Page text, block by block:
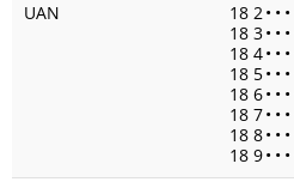
UAN
18 2• • •
18 3• • •
18 4• • •
18 5• • •
18 6• • •
18 7• • •
18 8• • •
18 9• • •